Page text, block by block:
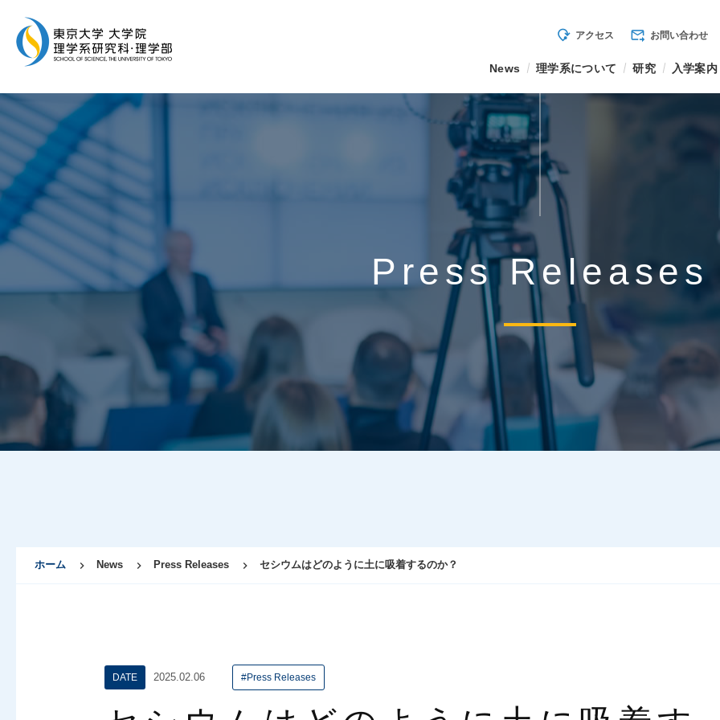
mode_of_travel アクセス forward_to_inbox お問い合わせ
News 理学系について 研究 入学案内
Press Releases
ホーム News Press Releases セシウムはどのように土に吸着するのか？
DATE 2025.02.06 #Press Releases